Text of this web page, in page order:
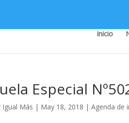
Inicio
Especial
Igual Más | May 18, 2018 |Agenda de